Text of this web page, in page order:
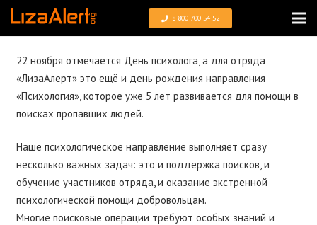
8 800 700 54 52
22 ноября отмечается День психолога, а для отряда
«ЛизаАлерт» это ещё и день рождения направления
«Психология», которое уже 5 лет развивается для помощи в
поисках пропавших людей.
Наше психологическое направление выполняет сразу
несколько важных задач: это и поддержка поисков, и
обучение участников отряда, и оказание экстренной
психологической помощи добровольцам.
Многие поисковые операции требуют особых знаний и